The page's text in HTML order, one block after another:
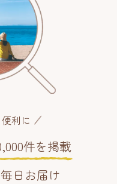
利に
件を掲載
日お届け